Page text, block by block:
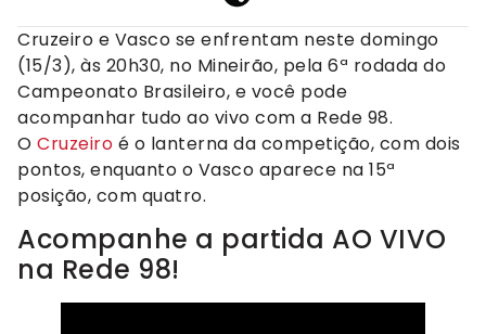
Cruzeiro e Vasco se enfrentam neste domingo
(15/3), às 20h30, no Mineirão, pela 6ª rodada do
Campeonato Brasileiro, e você pode
acompanhar tudo ao vivo com a Rede 98.
O Cruzeiro é o lanterna da competição, com dois
pontos, enquanto o Vasco aparece na 15ª
posição, com quatro.
Acompanhe a partida AO VIVO
na Rede 98!